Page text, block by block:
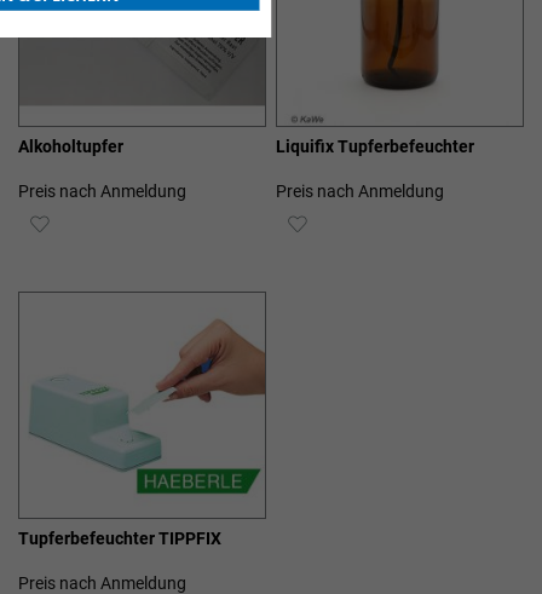
Alkoholtupfer
Preis nach Anmeldung
ZUR
Liquifix Tupferbefeuchter
Preis nach Anmeldung
ZUR
Tupferbefeuchter TIPPFIX
Preis nach Anmeldung